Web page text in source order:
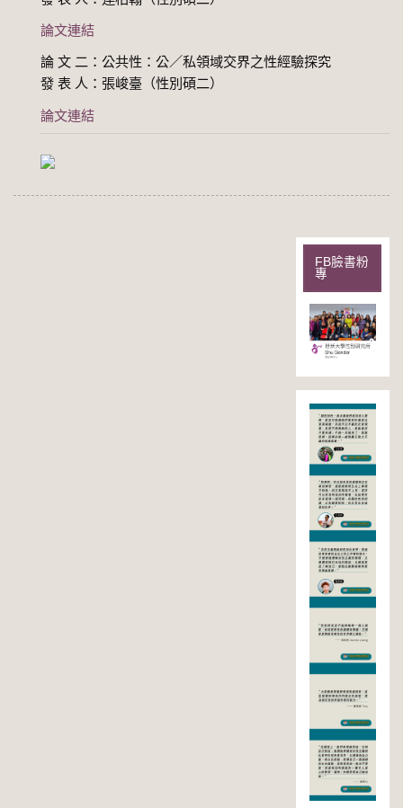
論文連結
論 文 二：公共性：公／私領域交界之性經驗探究
發 表 人：張峻臺（性別碩二）
論文連結
FB臉書粉
專